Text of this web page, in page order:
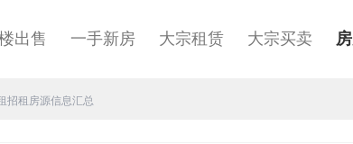
出售 一手新房 大宗租赁 大宗买卖
招租房源信息汇总